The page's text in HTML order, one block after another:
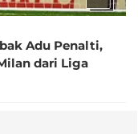
Adu Penalti,
dari Liga